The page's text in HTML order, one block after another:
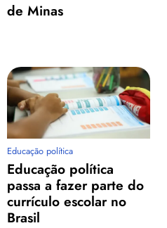
de Minas
Educação política
Educação política
passa a fazer parte do
currículo escolar no
Brasil